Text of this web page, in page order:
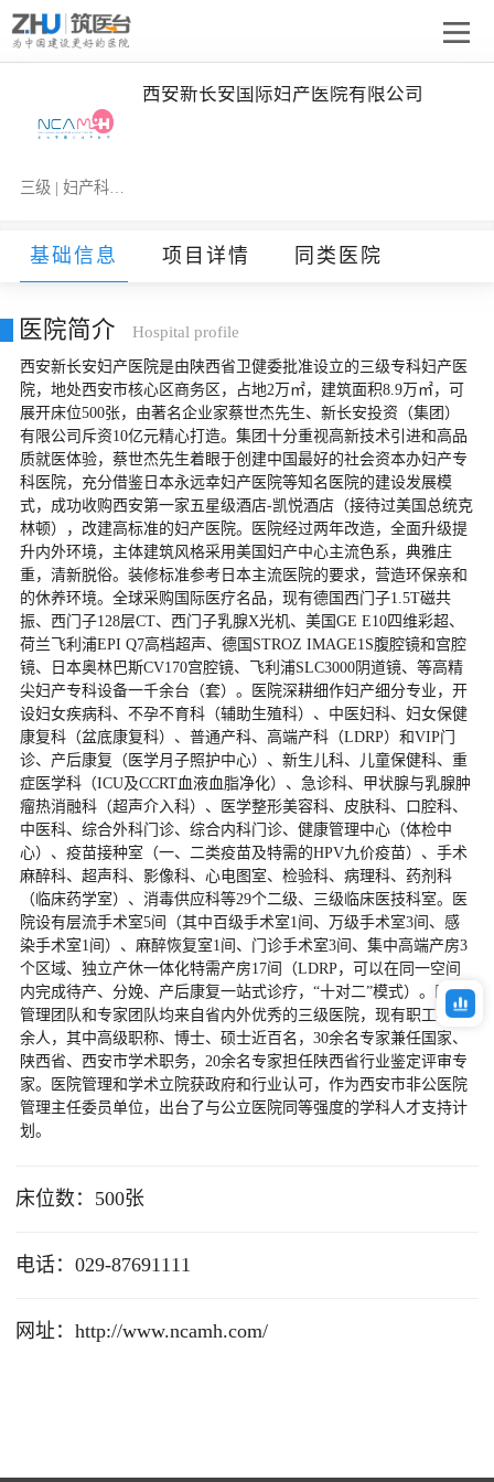
三级 | 妇产科医院
西安新长安国际妇产医院有限公司
基础信息 项目详情 同类医院
医院简介 Hospital profile
西安新长安妇产医院是由陕西省卫健委批准设立的三级专科妇产医
院，地处西安市核心区商务区，占地2万㎡，建筑面积8.9万㎡，可
展开床位500张，由著名企业家蔡世杰先生、新长安投资（集团）
有限公司斥资10亿元精心打造。集团十分重视高新技术引进和高品
质就医体验，蔡世杰先生着眼于创建中国最好的社会资本办妇产专
科医院，充分借鉴日本永远幸妇产医院等知名医院的建设发展模
式，成功收购西安第一家五星级酒店-凯悦酒店（接待过美国总统克
林顿），改建高标准的妇产医院。医院经过两年改造，全面升级提
升内外环境，主体建筑风格采用美国妇产中心主流色系，典雅庄
重，清新脱俗。装修标准参考日本主流医院的要求，营造环保亲和
的休养环境。全球采购国际医疗名品，现有德国西门子1.5T磁共
振、西门子128层CT、西门子乳腺X光机、美国GE E10四维彩超、
荷兰飞利浦EPI Q7高档超声、德国STROZ IMAGE1S腹腔镜和宫腔
镜、日本奥林巴斯CV170宫腔镜、飞利浦SLC3000阴道镜、等高精
尖妇产专科设备一千余台（套）。医院深耕细作妇产细分专业，开
设妇女疾病科、不孕不育科（辅助生殖科）、中医妇科、妇女保健
康复科（盆底康复科）、普通产科、高端产科（LDRP）和VIP门
诊、产后康复（医学月子照护中心）、新生儿科、儿童保健科、重
症医学科（ICU及CCRT血液血脂净化）、急诊科、甲状腺与乳腺肿
瘤热消融科（超声介入科）、医学整形美容科、皮肤科、口腔科、
中医科、综合外科门诊、综合内科门诊、健康管理中心（体检中
心）、疫苗接种室（一、二类疫苗及特需的HPV九价疫苗）、手术
麻醉科、超声科、影像科、心电图室、检验科、病理科、药剂科
（临床药学室）、消毒供应科等29个二级、三级临床医技科室。医
院设有层流手术室5间（其中百级手术室1间、万级手术室3间、感
染手术室1间）、麻醉恢复室1间、门诊手术室3间、集中高端产房3
个区域、独立产休一体化特需产房17间（LDRP，可以在同一空间
内完成待产、分娩、产后康复一站式诊疗，“十对二”模式）。医院
管理团队和专家团队均来自省内外优秀的三级医院，现有职工400
余人，其中高级职称、博士、硕士近百名，30余名专家兼任国家、
陕西省、西安市学术职务，20余名专家担任陕西省行业鉴定评审专
家。医院管理和学术立院获政府和行业认可，作为西安市非公医院
管理主任委员单位，出台了与公立医院同等强度的学科人才支持计
床位数：500张
电话：029-87691111
网址：http://www.ncamh.com/